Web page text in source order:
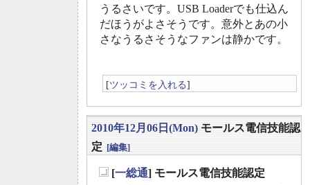
うるさいです。USB Loaderでも仕込ん
だほうがよさそうです。意外とあの小
さなうるさそうなファンは静かです。
[ツッコミを入れる]
2010年12月06日(Mon) モールス電信技能認
定 [編集]
[一総通] モールス電信技能認定